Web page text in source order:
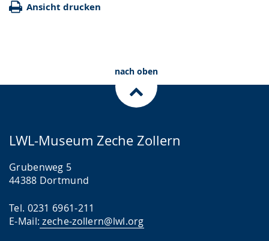
Ansicht drucken
nach oben
LWL-Museum Zeche Zollern
Grubenweg 5
44388 Dortmund
Tel. 0231 6961-211
E-Mail: zeche-zollern@lwl.org